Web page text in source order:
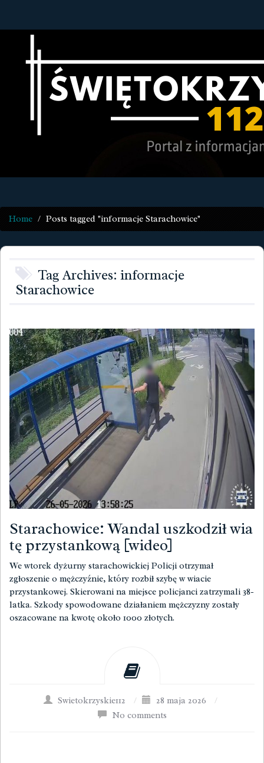
Home Posts tagged "informacje Starachowice"
Tag Archives: informacje
Starachowice
Starachowice: Wandal uszkodził wia
tę przystankową [wideo]
We wtorek dyżurny starachowickiej Policji otrzymał
zgłoszenie o mężczyźnie, który rozbił szybę w wiacie
przystankowej. Skierowani na miejsce policjanci zatrzymali 38-
latka. Szkody spowodowane działaniem mężczyzny zostały
oszacowane na kwotę około 1000 złotych.
Swietokrzyskie112 / 28 maja 2026
/
No comments